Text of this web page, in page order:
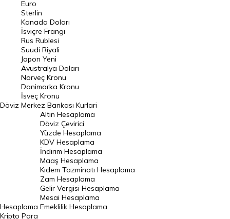
Pound Kuru
Frank Kuru
Riyal Kuru
Avustralya Doları
Danimarka Kronu Kuru
Kanada Doları Kuru
Norveç Kronu Kuru
İsveç Kronu Kuru
Japon Yeni Kuru
Serbest Piyasa Döviz Kurları
Merkez Bankası Döviz Kurları
Altın Fiyatları
Döviz
Euro
Sterlin
Kanada Doları
İsviçre Frangı
Rus Rublesi
Suudi Riyali
Japon Yeni
Avustralya Doları
Norveç Kronu
Danimarka Kronu
İsveç Kronu
Merkez Bankası Kurlari
Hesaplama
Altın Hesaplama
Döviz Çevirici
Yüzde Hesaplama
KDV Hesaplama
İndirim Hesaplama
Maaş Hesaplama
Kıdem Tazminatı Hesaplama
Zam Hesaplama
Gelir Vergisi Hesaplama
Mesai Hesaplama
Emeklilik Hesaplama
Kripto Para